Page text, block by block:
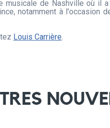
musicale de Nashville où il
notamment à l'occasion
Louis Carrière